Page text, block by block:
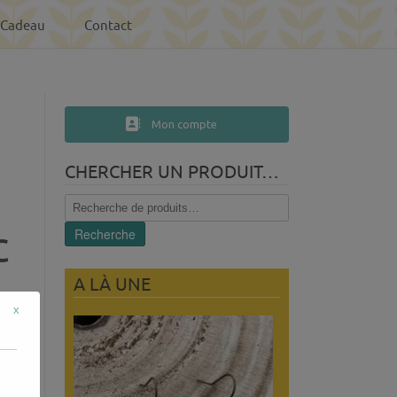
Contact
Mon compte
CHERCHER UN PRODUIT…
Recherche
pour :
Recherche
A LÀ UNE
x